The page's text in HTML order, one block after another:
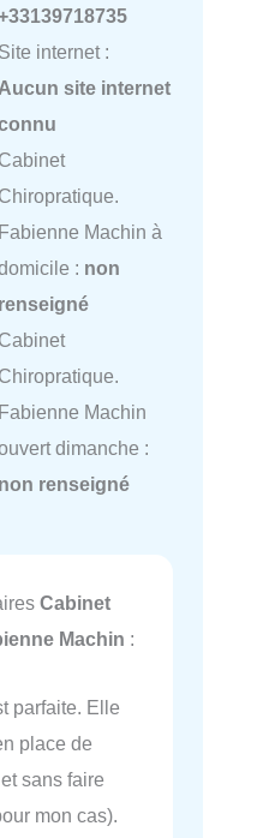
Site internet :
Aucun site internet
Cabinet
Chiropratique.
Fabienne Machin à
: non
renseigné
Cabinet
Chiropratique.
Fabienne Machin
dimanche :
non renseigné
Cabinet
Machin :
parfaite. Elle
place de
sans faire
mon cas).